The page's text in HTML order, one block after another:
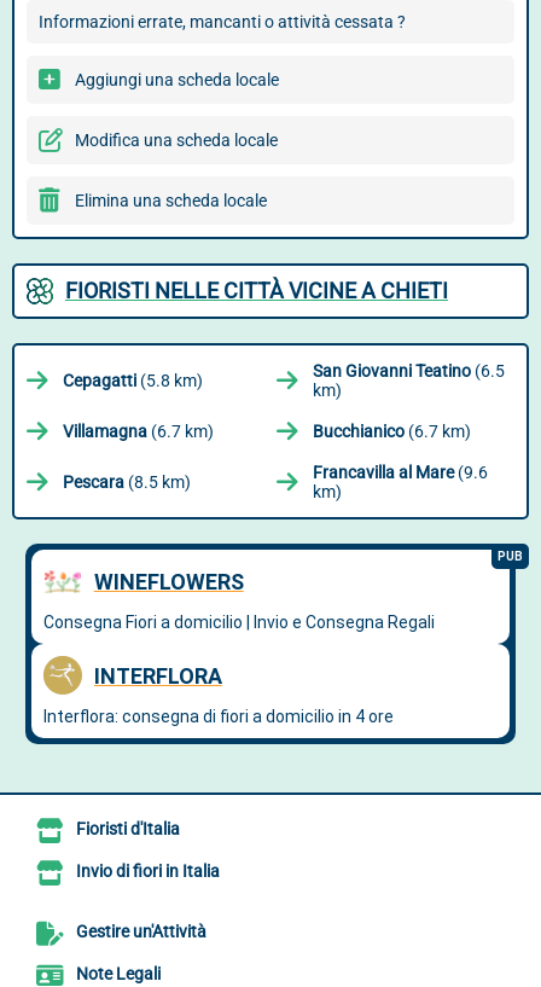
Informazioni errate, mancanti o attività cessata ?
Aggiungi una scheda locale
Modifica una scheda locale
Elimina una scheda locale
FIORISTI NELLE CITTÀ VICINE A CHIETI
Cepagatti (5.8 km) San Giovanni Teatino (6.5
km)
Villamagna (6.7 km) Bucchianico (6.7 km)
Pescara (8.5 km) Francavilla al Mare(9.6
km)
Fioristi d'Italia
Invio di fiori in Italia
Gestire un'Attività
Note Legali